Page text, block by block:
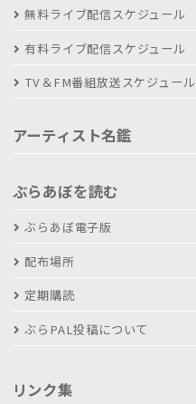
無料ライブ配信スケジュール
有料ライブ配信スケジュール
TV＆FM番組放送スケジュール
アーティスト名鑑
ぶらあぼを読む
ぶらあぼ電子版
配布場所
定期購読
ぶらPAL投稿について
リンク集